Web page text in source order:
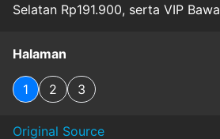
Selatan Rp191.900, serta VIP
Halaman
1 2 3
Original Source